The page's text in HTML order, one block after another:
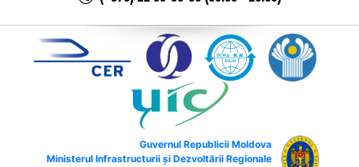
Guvernul Republicii Moldova
Ministerul Infrastructurii și Dezvoltării Regionale